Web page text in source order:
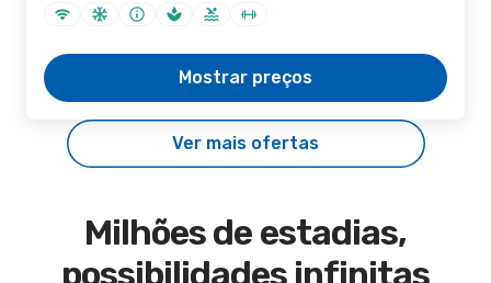
Mostrar preços
Ver mais ofertas
Milhões de estadias,
possibilidades infinitas